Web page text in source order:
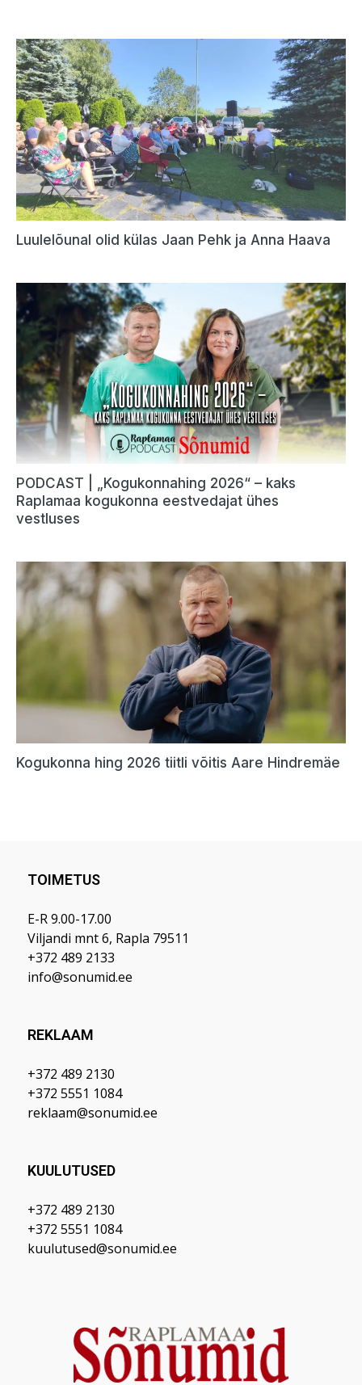
TOIMETUS
E-R 9.00-17.00
Viljandi mnt 6, Rapla 79511
+372 489 2133
info@sonumid.ee
REKLAAM
+372 489 2130
+372 5551 1084
reklaam@sonumid.ee
KUULUTUSED
+372 489 2130
+372 5551 1084
kuulutused@sonumid.ee